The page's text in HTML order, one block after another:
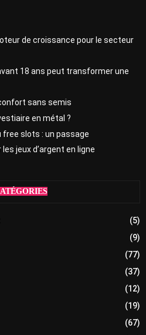
de croissance pour le secteur
18 ans peut transformer une
sans semis
en métal ?
slots : un passage
jeux d’argent en ligne
(5)
(9)
(77)
(37)
(12)
(19)
(67)